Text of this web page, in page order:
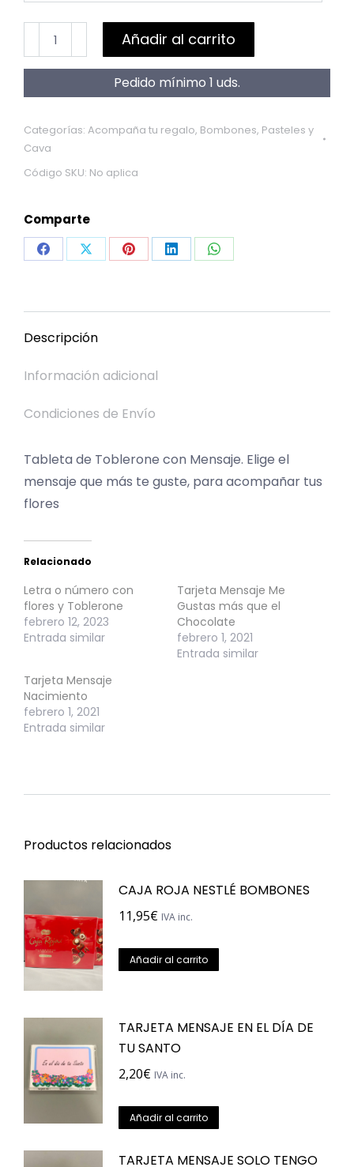
Chocolate
Toblerone
Añadir al carrito
Pedido mínimo 1 uds.
Categorías: Acompaña tu regalo, Bombones, Pasteles y
Cava
Código SKU: No aplica
Comparte
Share
Facebook
Share
X
Share
Pinterest
Share
LinkedIn
Share
WhatsApp
Descripción
Información adicional
Condiciones de Envío
Tableta de Toblerone con Mensaje. Elige el
mensaje que más te guste, para acompañar tus
flores
Relacionado
Letra o número con
flores y Toblerone
febrero 12, 2023
Entrada similar
Tarjeta Mensaje Me
Gustas más que el
Chocolate
febrero 1, 2021
Entrada similar
Tarjeta Mensaje
Nacimiento
febrero 1, 2021
Entrada similar
Productos relacionados
CAJA ROJA NESTLÉ BOMBONES
11,95€ IVA inc.
Añadir al carrito
TARJETA MENSAJE EN EL DÍA DE
TU SANTO
2,20€ IVA inc.
Añadir al carrito
TARJETA MENSAJE SOLO TENGO